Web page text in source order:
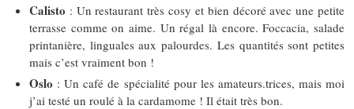
Calisto : Un restaurant très cosy et bien décoré avec une petite
terrasse comme on aime. Un régal là encore. Foccacia, salade
printanière, linguales aux palourdes. Les quantités sont petites
mais c’est vraiment bon !
Oslo : Un café de spécialité pour les amateurs.trices, mais moi
j’ai testé un roulé à la cardamome ! Il était très bon.